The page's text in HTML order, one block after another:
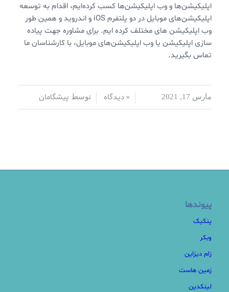
اپلیکیشن‌ها و وب اپلیکیشن‌ها کسب کرده‌ایم، اقدام به توسعه
اپلیکیشن‌های موبایل در دو پلتفرم iOS و اندروید و همین طور
وب اپلیکیشن های مختلف کرده ایم. برای مشاوره جهت پیاده
سازی اپلیکیشن یا وب اپلیکیشن‌های موبایل، با کارشناسان ما
تماس بگیرید.
مارس 17, 2021 / 0 دیدگاه
/ توسط پیشگامان
پیوندها
پنکیک
وبکر
زام دیزاین
زمین هاست
لینکدین